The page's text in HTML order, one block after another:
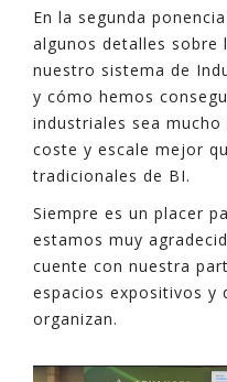
En la segunda
algunos detalles sobre
nuestro sistema de
y cómo hemos
industriales sea
coste y escale mejor
tradicionales de BI.
Siempre es un placer
estamos muy
cuente con nuestra
espacios expositivos y
organizan.